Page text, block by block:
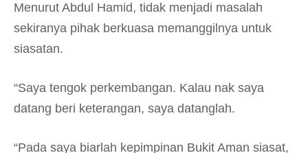
Menurut Abdul Hamid, tidak menjadi masalah
sekiranya pihak berkuasa memanggilnya untuk
siasatan.
“Saya tengok perkembangan. Kalau nak saya
datang beri keterangan, saya datanglah.
“Pada saya biarlah kepimpinan Bukit Aman siasat,